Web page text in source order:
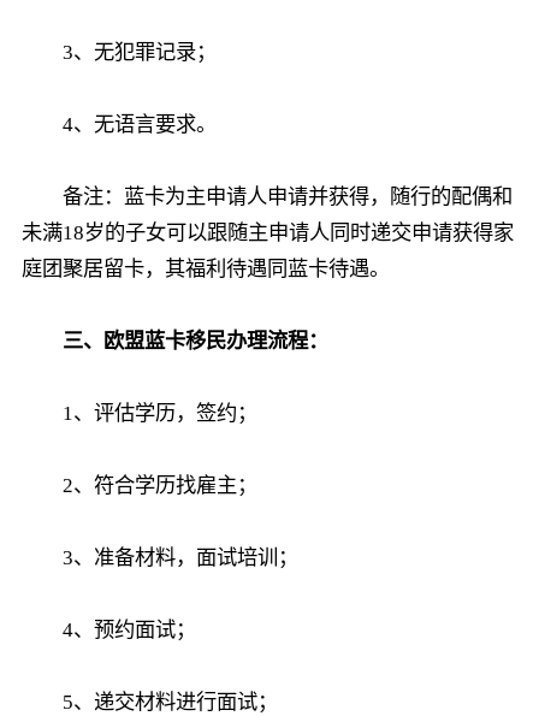
3、无犯罪记录；
4、无语言要求。
备注：蓝卡为主申请人申请并获得，随行的配偶和
未满18岁的子女可以跟随主申请人同时递交申请获得家
庭团聚居留卡，其福利待遇同蓝卡待遇。
三、欧盟蓝卡移民办理流程：
1、评估学历，签约；
2、符合学历找雇主；
3、准备材料，面试培训；
4、预约面试；
5、递交材料进行面试；